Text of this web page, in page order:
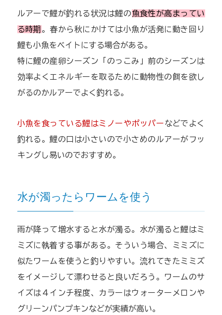
ルアーで鯉が釣れる状況は鯉の魚食性が高まってい
る時期 。春から秋にかけては小魚が活発に動き回り
鯉も小魚をベイトにする場合がある。
特に鯉の産卵シーズン「のっこみ」前のシーズンは
効率よくエネルギーを取るために動物性の餌を欲し
がるのかルアーでよく釣れる。
小魚を食っている鯉はミノーやポッパーなどでよく
釣れる。鯉の口は小さいので小さめのルアーがフッ
キングし易いのでおすすめ。
水が濁ったらワームを使う
雨が降って増水すると水が濁る。水が濁ると鯉はミ
ミズに執着する事がある。そういう場合、ミミズに
似たワームを使うと釣りやすい。流れてきたミミズ
をイメージして漂わせると良いだろう。ワームのサ
イズは４インチ程度、カラーはウォーターメロンや
グリーンパンプキンなどが実績が高い。